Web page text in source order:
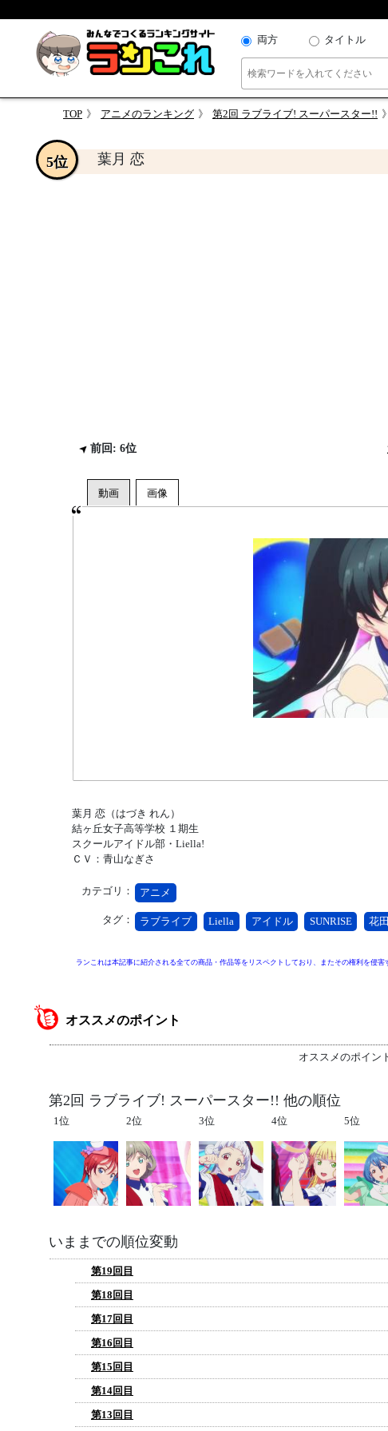
両方 タイトル
TOP アニメのランキング 第2回 ラブライブ! スーパースター!!
葉月 恋
5位
前回: 6位
葉月 恋（はづき れん）
結ヶ丘女子高等学校 １期生
スクールアイドル部・Liella!
ＣＶ：青山なぎさ
カテゴリ： アニメ
タグ： ラブライブ Liella アイドル SUNRISE 花
ランこれは本記事に紹介される全ての商品・作品等をリスペクトしており、またその権利を侵
オススメのポイント
オススメのポイン
第2回 ラブライブ! スーパースター!! 他の順位
1位 2位 3位 4位 5位
いままでの順位変動
第19回目
第18回目
第17回目
第16回目
第15回目
第14回目
第13回目